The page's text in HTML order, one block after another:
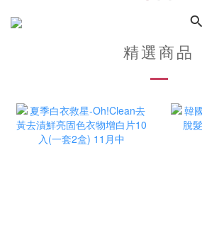
精選商品